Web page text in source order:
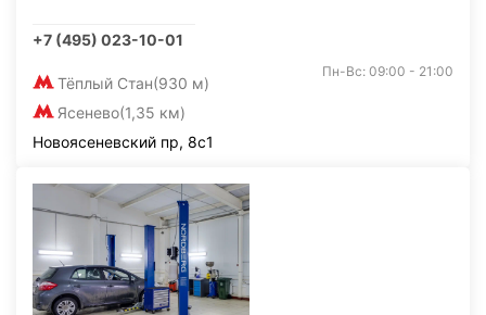
+7 (495) 023-10-01
Тёплый Стан(930 м)
Ясенево(1,35 км)
Пн-Вс: 09:00 - 21:00
Новоясеневский пр, 8с1